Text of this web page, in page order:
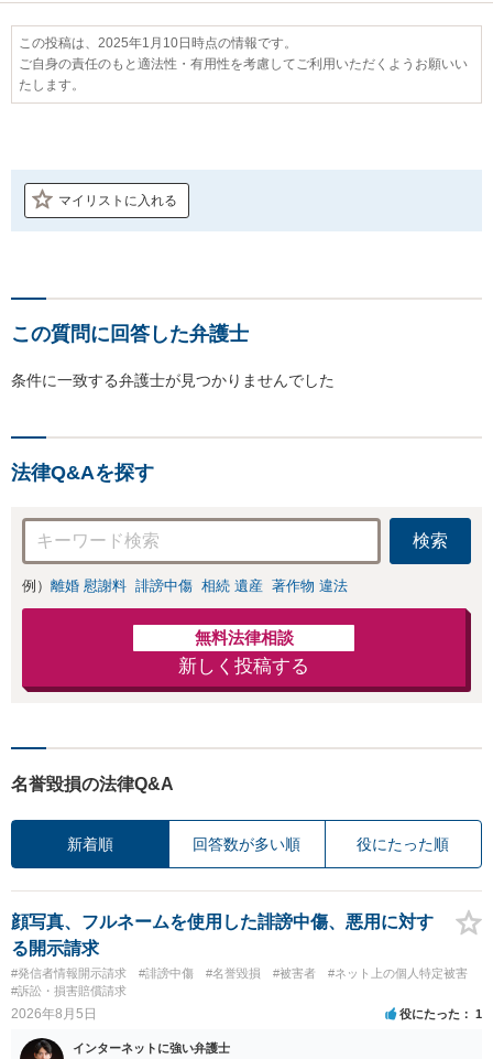
この投稿は、2025年1月10日時点の情報です。
ご自身の責任のもと適法性・有用性を考慮してご利用いただくようお願いい
たします。
マイリストに入れる
この質問に回答した弁護士
条件に一致する弁護士が見つかりませんでした
法律Q&Aを探す
検索
例） 離婚 慰謝料 誹謗中傷 相続 遺産 著作物 違法
無料法律相談
新しく投稿する
名誉毀損の法律Q&A
新着順 回答数が多い順 役にたった順
顔写真、フルネームを使用した誹謗中傷、悪用に対す
る開示請求
#発信者情報開示請求 #誹謗中傷 #名誉毀損 #被害者
#ネット上の個人特定被害
#訴訟・損害賠償請求
2026年8月5日 役にたった 1
インターネットに強い弁護士